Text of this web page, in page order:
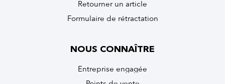
Retourner un article
Formulaire de rétractation
NOUS CONNAÎTRE
Entreprise engagée